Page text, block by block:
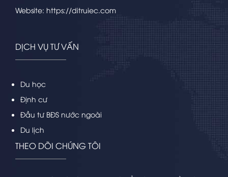
Website: https://ditruiec.com
DỊCH VỤ TƯ VẤN
Du học
Định cư
Đầu tư BĐS nước ngoài
Du lịch
THEO DÕI CHÚNG TÔI